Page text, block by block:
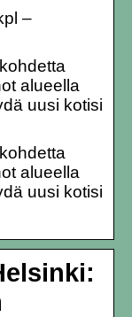
–
alueella
uusi kotisi
alueella
uusi kotisi